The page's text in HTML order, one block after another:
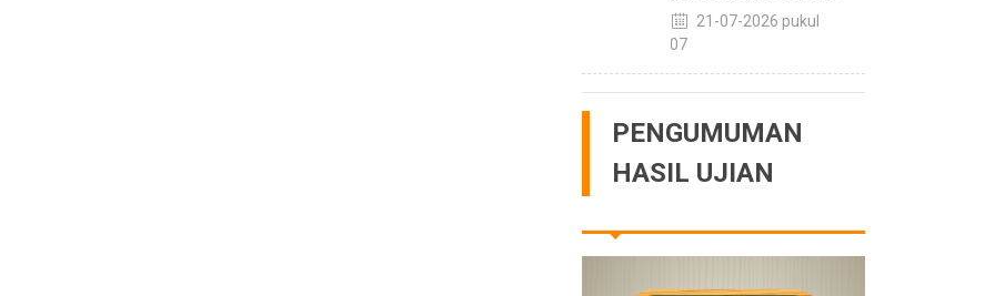
21-07-2026 pukul
14:07
PENGUMUMAN
HASIL UJIAN